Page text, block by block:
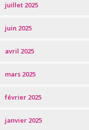
juillet 2025
juin 2025
avril 2025
mars 2025
février 2025
janvier 2025